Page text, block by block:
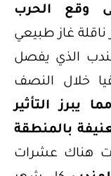
وقع الحرب
غاز طبيعي
الذي يفصل
خلال النصف
يبرز التأثير
بالمنطقة
هناك عشرات